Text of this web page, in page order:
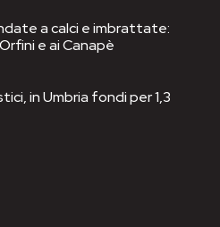
a calci e imbrattate:
e ai Canapè
in Umbria fondi per 1,3